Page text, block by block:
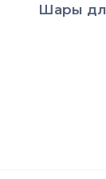
Шары